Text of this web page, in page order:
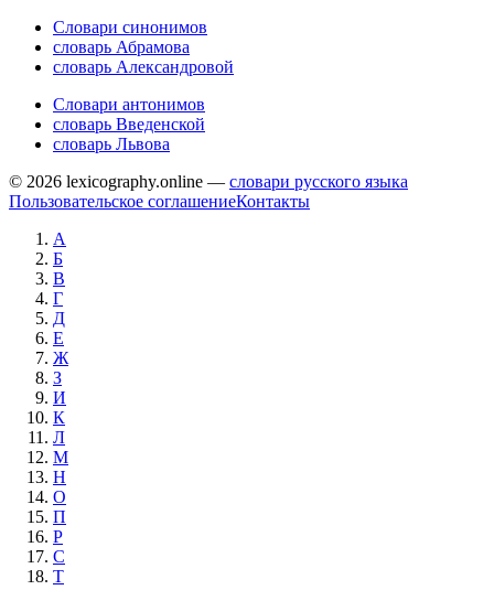
Словари синонимов
словарь Абрамова
словарь Александровой
Словари антонимов
словарь Введенской
словарь Львова
© 2026 lexicography.online — словари русского языка
Пользовательское соглашениеКонтакты
А
Б
В
Г
Д
Е
Ж
З
И
К
Л
М
Н
О
П
Р
С
Т